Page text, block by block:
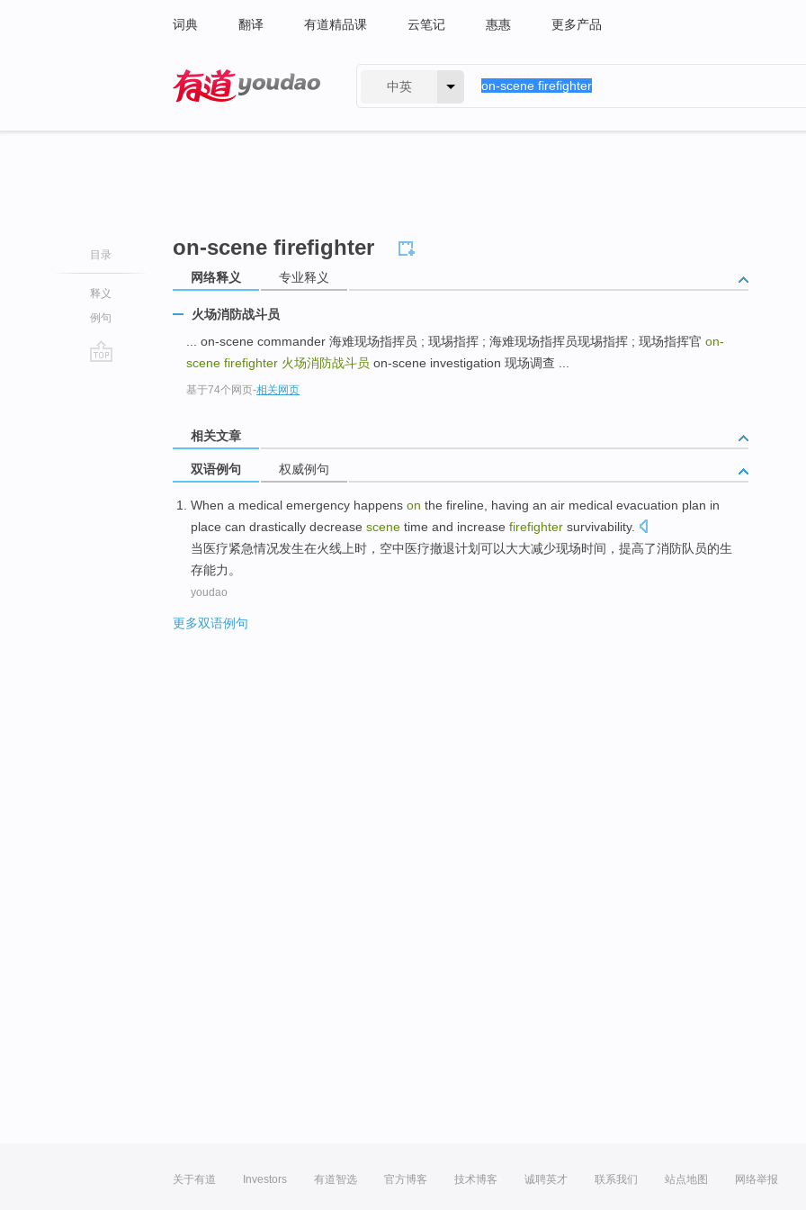
词典 翻译 有道精品课 云笔记 惠惠 更多产品
中英
目录
释义
例句
on-scene firefighter
网络释义 专业释义
火场消防战斗员
... on-scene commander 海难现场指挥员 ; 现埸指挥 ; 海难现场指挥员现埸指挥 ; 现场指挥官 on-
scene firefighter 火场消防战斗员 on-scene investigation 现场调查 ...
基于74个网页-相关网页
相关文章
双语例句 权威例句
When a medical emergency happens on the fireline , having an air medical evacuation plan in
place can drastically decrease scene time and increase firefighter survivability.
当 医疗紧急情况发生在火线上时 ， 空中 医疗撤退计划可以大大减少现场时间 ， 提高了消防队员的生
存能力。
youdao
更多双语例句
关于有道 Investors 有道智选 官方博客 技术博客 诚聘英才 联系我们 站点地图 网络举报